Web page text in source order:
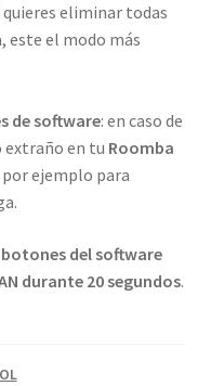
quieres eliminar todas
este el modo más
de software: en caso de
en tu Roomba
ejemplo para
del software
durante 20 segundos.